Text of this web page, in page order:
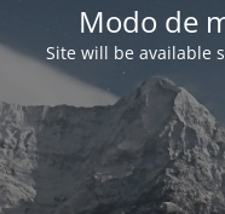
Modo de
Site will be available